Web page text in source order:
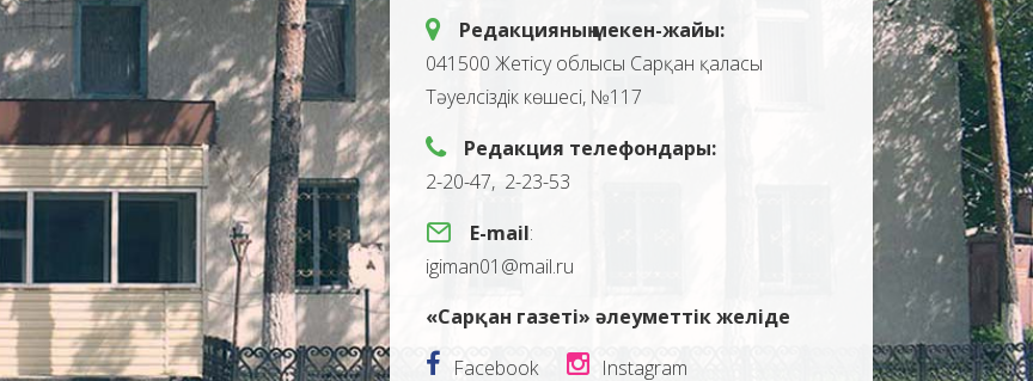
Редакцияның мекен-жайы:
041500 Жетісу облысы Сарқан қаласы
Тәуелсіздік көшесі, №117
Редакция телефондары:
2-20-47, 2-23-53
E-mail:
igiman01@mail.ru
«Сарқан газеті» әлеуметтік желіде
Facebook
Instagram